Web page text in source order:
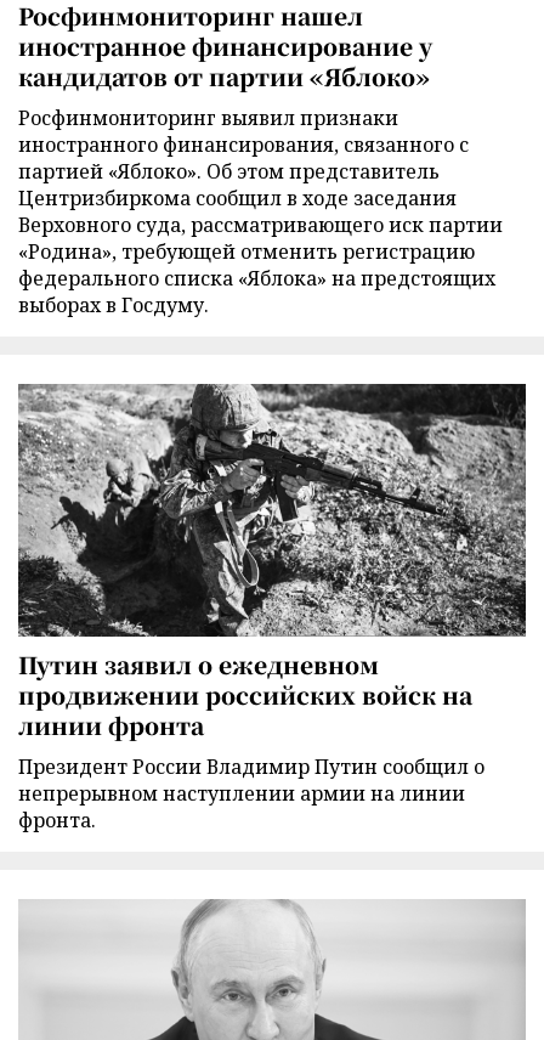
Росфинмониторинг нашел
иностранное финансирование у
кандидатов от партии «Яблоко»
Росфинмониторинг выявил признаки
иностранного финансирования, связанного с
партией «Яблоко». Об этом представитель
Центризбиркома сообщил в ходе заседания
Верховного суда, рассматривающего иск партии
«Родина», требующей отменить регистрацию
федерального списка «Яблока» на предстоящих
выборах в Госдуму.
Путин заявил о ежедневном
продвижении российских войск на
линии фронта
Президент России Владимир Путин сообщил о
непрерывном наступлении армии на линии
фронта.